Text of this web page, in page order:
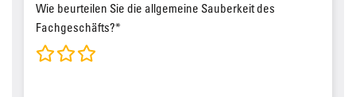
Wie beurteilen Sie die allgemeine Sauberkeit des
Fachgeschäfts?*